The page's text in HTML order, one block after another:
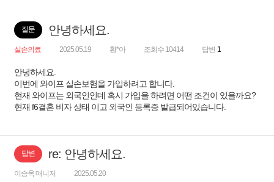
질문 안녕하세요.
실손의료 2025.05.19 황*아 조회수 10414 답변 1
안녕하세요.
이번에 와이프 실손보험을 가입하려고 합니다.
현재 와이프는 외국인인데 혹시 가입을 하려면 어떤 조건이 있을까요?
현재 f6결혼 비자 상태 이고 외국인 등록증 발급되어있습니다.
답변 re: 안녕하세요.
이승옥 매니저 2025.05.20